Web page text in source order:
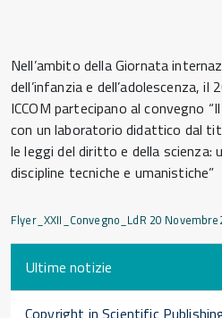
Nell’ambito della Giornata
dell’infanzia e dell’adolescenza, il
ICCOM partecipano al convegno
con un laboratorio didattico dal
le leggi del diritto e della scienza:
discipline tecniche e umanistiche”
Flyer_XXII_Convegno_LdR 20
Ultime notizie
Copyright in Scientific